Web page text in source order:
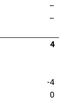
–
–
4
-4
0